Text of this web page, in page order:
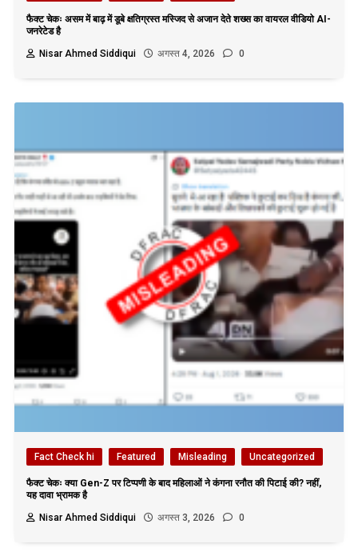
फैक्ट चेकः असम में बाढ़ में डूबे क्षतिग्रस्त मस्जिद से अजान देते शख्स का वायरल वीडियो AI-
जनरेटेड है
Nisar Ahmed Siddiqui
अगस्त 4, 2026 0
Fact Check hi Featured Misleading Uncategorized
फैक्ट चेकः क्या Gen-Z पर टिप्पणी के बाद महिलाओं ने कंगना रनौत की पिटाई की? नहीं,
यह दावा भ्रामक है
Nisar Ahmed Siddiqui
अगस्त 3, 2026 0